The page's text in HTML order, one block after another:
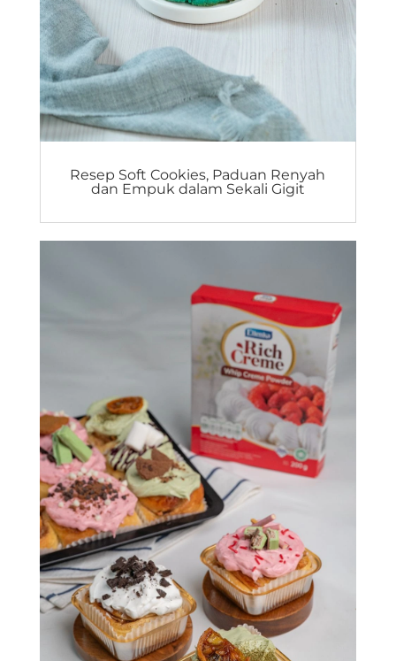
Resep Soft Cookies, Paduan Renyah
dan Empuk dalam Sekali Gigit